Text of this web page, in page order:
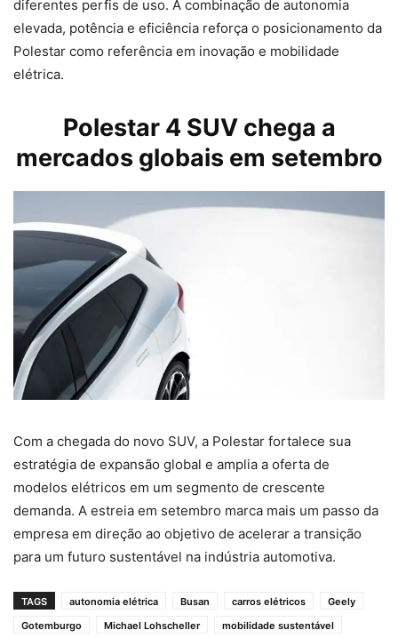
diferentes perfis de uso. A combinação de autonomia
elevada, potência e eficiência reforça o posicionamento da
Polestar como referência em inovação e mobilidade
elétrica.
Polestar 4 SUV chega a
mercados globais em setembro
Com a chegada do novo SUV, a Polestar fortalece sua
estratégia de expansão global e amplia a oferta de
modelos elétricos em um segmento de crescente
demanda. A estreia em setembro marca mais um passo da
empresa em direção ao objetivo de acelerar a transição
para um futuro sustentável na indústria automotiva.
TAGS autonomia elétrica Busan carros elétricos
Geely
Gotemburgo
Michael Lohscheller
mobilidade sustentável